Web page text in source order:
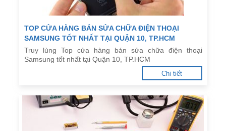
TOP CỬA HÀNG BÁN SỬA CHỮA ĐIỆN THOẠI
SAMSUNG TỐT NHẤT TẠI QUẬN 10, TP.HCM
Truy lùng Top cửa hàng bán sửa chữa điện thoại
Samsung tốt nhất tại Quận 10, TP.HCM
Chi tiết